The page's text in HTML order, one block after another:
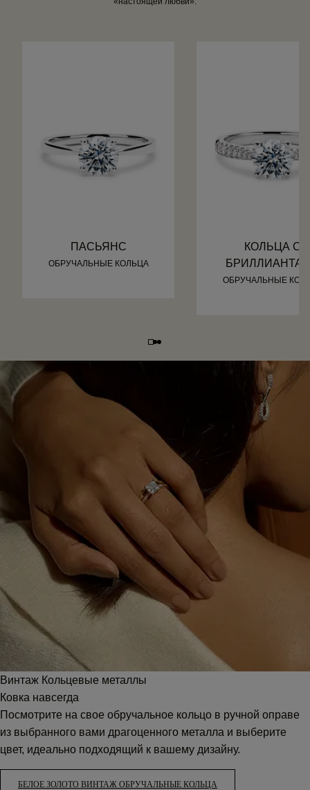
ПАСЬЯНС
ОБРУЧАЛЬНЫЕ КОЛЬЦА
КОЛЬЦА С
ОБРУЧАЛЬНЫЕ
Винтаж Кольцевые металлы
Ковка навсегда
Посмотрите на свое обручальное кольцо в ручной оправе
из выбранного вами драгоценного металла и выберите
цвет, идеально подходящий к вашему дизайну.
БЕЛОЕ ЗОЛОТО ВИНТАЖ ОБРУЧАЛЬНЫЕ КОЛЬЦА